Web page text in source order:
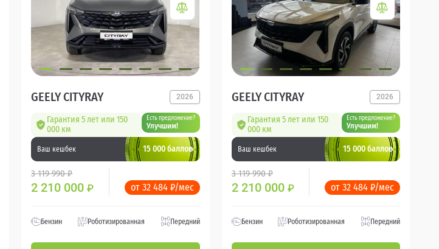
GEELY CITYRAY 2026
Гарантия 5 лет или 150
000 км
Есть предложение?
Улучшим!
Ваш кешбек 15 000 баллов
3 119 990 ₽
2 210 000₽ от 32 484 ₽/мес
Бензин Роботизированная Передний
GEELY CITYRAY 2026
Гарантия 5 лет или 150
000 км
Есть предложение?
Улучшим!
Ваш кешбек 15 000 баллов
3 119 990 ₽
2 210 000 ₽ от 32 484 ₽/мес
Бензин Роботизированная Передний